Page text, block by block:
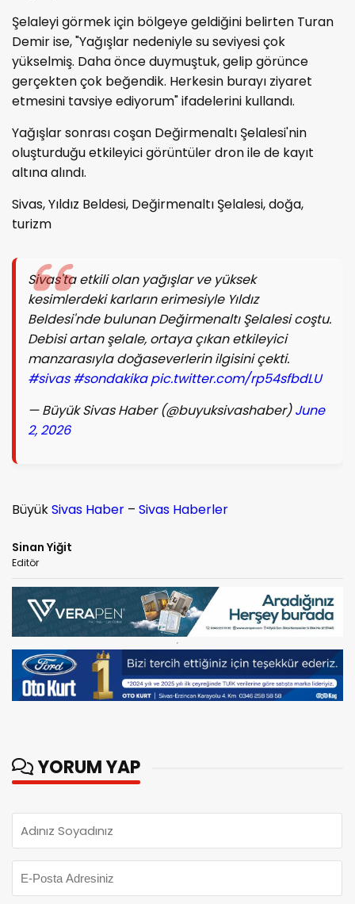
Şelaleyi görmek için bölgeye geldiğini belirten Turan
Demir ise, "Yağışlar nedeniyle su seviyesi çok
yükselmiş. Daha önce duymuştuk, gelip görünce
gerçekten çok beğendik. Herkesin burayı ziyaret
etmesini tavsiye ediyorum" ifadelerini kullandı.
Yağışlar sonrası coşan Değirmenaltı Şelalesi'nin
oluşturduğu etkileyici görüntüler dron ile de kayıt
altına alındı.
Sivas, Yıldız Beldesi, Değirmenaltı Şelalesi, doğa,
turizm
Sivas'ta etkili olan yağışlar ve yüksek
kesimlerdeki karların erimesiyle Yıldız
Beldesi'nde bulunan Değirmenaltı Şelalesi coştu.
Debisi artan şelale, ortaya çıkan etkileyici
manzarasıyla doğaseverlerin ilgisini çekti.
#sivas #sondakika pic.twitter.com/rp54sfbdLU
— Büyük Sivas Haber (@buyuksivashaber)June
2, 2026
BüyükSivas Haber – Sivas Haberler
Sinan Yiğit
Editör
YORUM YAP